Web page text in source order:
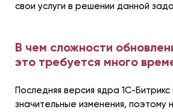
свои услуги в решении данной
В чем сложности
это требуется много
Последняя версия ядра 1С-
значительные изменения, поэтому